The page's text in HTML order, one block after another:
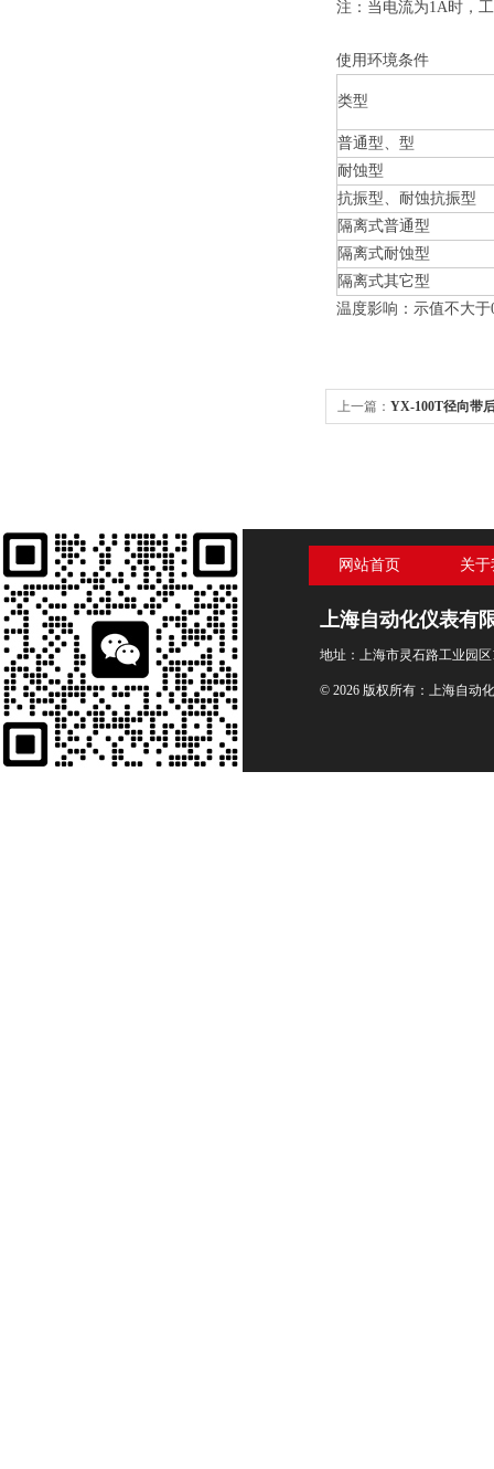
注：当电流为1A时，
使用环境条件
类型
普通型、型
耐蚀型
抗振型、耐蚀抗振型
隔离式普通型
隔离式耐蚀型
隔离式其它型
温度影响：示值不大于
上一篇： YX-100T径向带
网站首页 关
上海自动化仪表有
地址：上海市灵石路工业园区
© 2026 版权所有：上海自动